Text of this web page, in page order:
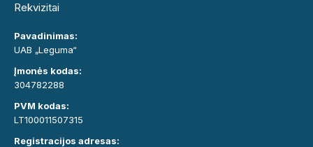
Rekvizitai
Pavadinimas:
UAB „Leguma“
Įmonės kodas:
304782288
PVM kodas:
LT100011507315
Registracijos adresas: